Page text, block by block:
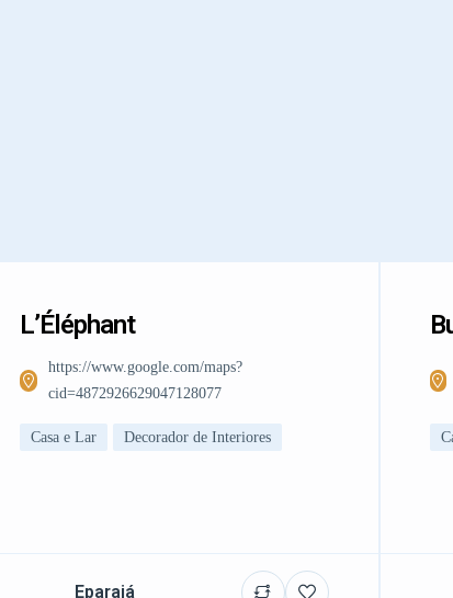
L’Éléphant
https://www.google.com/maps?
cid=4872926629047128077
Casa e Lar Decorador de Interiores
Eparajá